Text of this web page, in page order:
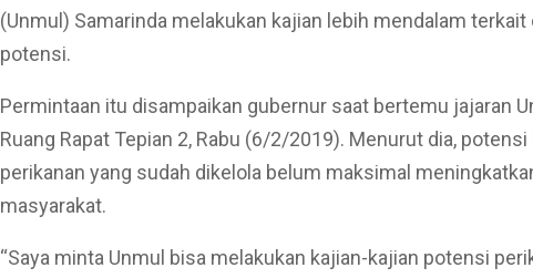
(Unmul) Samarinda melakukan kajian lebih mendalam
potensi.
Permintaan itu disampaikan gubernur saat bertemu jajaran
Ruang Rapat Tepian 2, Rabu (6/2/2019). Menurut dia,
perikanan yang sudah dikelola belum maksimal
masyarakat.
“Saya minta Unmul bisa melakukan kajian-kajian potensi